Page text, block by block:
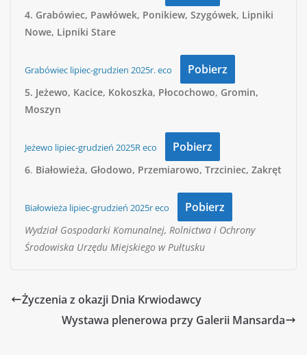
4. Grabówiec, Pawłówek, Ponikiew, Szygówek, Lipniki
Nowe, Lipniki Stare
Grabówiec lipiec-grudzien 2025r. eco Pobierz
5. Jeżewo, Kacice, Kokoszka, Płocochowo, Gromin,
Moszyn
Jeżewo lipiec-grudzień 2025R eco Pobierz
6. Białowieża, Głodowo, Przemiarowo, Trzciniec, Zakręt
Białowieża lipiec-grudzień 2025r eco Pobierz
Wydział Gospodarki Komunalnej, Rolnictwa i Ochrony
Środowiska Urzędu Miejskiego w Pułtusku
Życzenia z okazji Dnia Krwiodawcy
Wystawa plenerowa przy Galerii Mansarda